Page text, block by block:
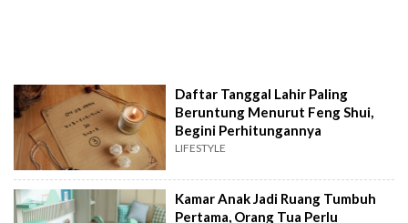
Daftar Tanggal Lahir Paling
Beruntung Menurut Feng Shui,
Begini Perhitungannya
LIFESTYLE
Kamar Anak Jadi Ruang Tumbuh
Pertama, Orang Tua Perlu